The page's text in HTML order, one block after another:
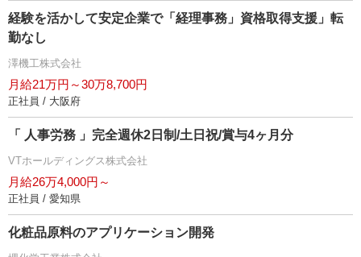
経験を活かして安定企業で「経理事務」資格取得支援」転
勤なし
澤機工株式会社
月給21万円～30万8,700円
正社員 / 大阪府
「 人事労務 」完全週休2日制/土日祝/賞与4ヶ月分
VTホールディングス株式会社
月給26万4,000円～
正社員 / 愛知県
化粧品原料のアプリケーション開発